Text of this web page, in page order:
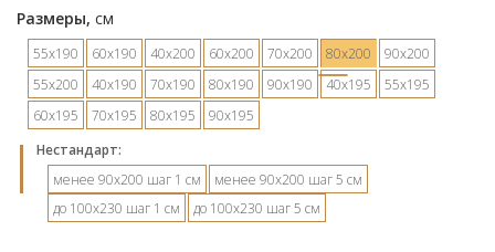
Размеры, см
55х190 60х190 40х200 60х200 70х200 80х200
90х200
55х200
40х190 70х190 80х190 90х190 40х195
55х195
60х195
70х195 80х195
90х195
Hестандарт:
менее 90х200 шаг 1 см
менее 90х200 шаг 5 см
до 100х230 шаг 1 см
до 100х230 шаг 5 см